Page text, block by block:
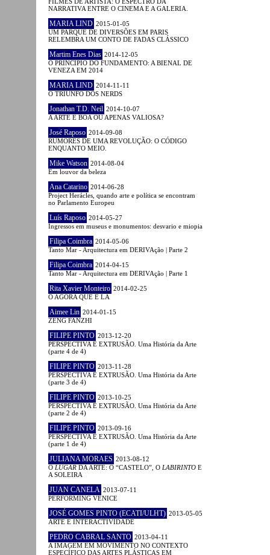
NARRATIVA ENTRE O CINEMA E A GALERIA.
MARIA LIND 2015-01-05
UM PARQUE DE DIVERSÕES EM PARIS
RELEMBRA UM CONTO DE FADAS CLÁSSICO
Martim Enes Dias 2014-12-05
O PRINCÍPIO DO FUNDAMENTO: A BIENAL DE
VENEZA EM 2014
MARIA LIND 2014-11-11
O TRIUNFO DOS NERDS
Jonathan T.D. Neil 2014-10-07
A ARTE É BOA OU APENAS VALIOSA?
José Raposo 2014-09-08
RUMORES DE UMA REVOLUÇÃO: O CÓDIGO
ENQUANTO MEIO.
Mike Watson 2014-08-04
Em louvor da beleza
Ana Catarino 2014-06-28
Project Herácles, quando arte e política se encontram
no Parlamento Europeu
Luís Raposo 2014-05-27
Ingressos em museus e monumentos: desvario e miopia
Filipa Coimbra 2014-05-06
Tanto Mar - Arquitectura em DERIVAção | Parte 2
Filipa Coimbra 2014-04-15
Tanto Mar - Arquitectura em DERIVAção | Parte 1
Rita Xavier Monteiro 2014-02-25
O AGORA QUE É LÁ
Aimee Lin 2014-01-15
ZENG FANZHI
FILIPE PINTO 2013-12-20
PERSPECTIVA E EXTRUSÃO. Uma História da Arte
(parte 4 de 4)
FILIPE PINTO 2013-11-28
PERSPECTIVA E EXTRUSÃO. Uma História da Arte
(parte 3 de 4)
FILIPE PINTO 2013-10-25
PERSPECTIVA E EXTRUSÃO. Uma História da Arte
(parte 2 de 4)
FILIPE PINTO 2013-09-16
PERSPECTIVA E EXTRUSÃO. Uma História da Arte
(parte 1 de 4)
JULIANA MORAES 2013-08-12
O LUGAR DA ARTE: O “CASTELO”, O LABIRINTO E
A SOLEIRA
JUAN CANELA 2013-07-11
PERFORMING VENICE
JOSÉ GOMES PINTO (ECATI/ULHT) 2013-05-05
ARTE E INTERACTIVIDADE
PEDRO CABRAL SANTO 2013-04-11
A IMAGEM EM MOVIMENTO NO CONTEXTO
ESPECÍFICO DAS ARTES PLÁSTICAS EM